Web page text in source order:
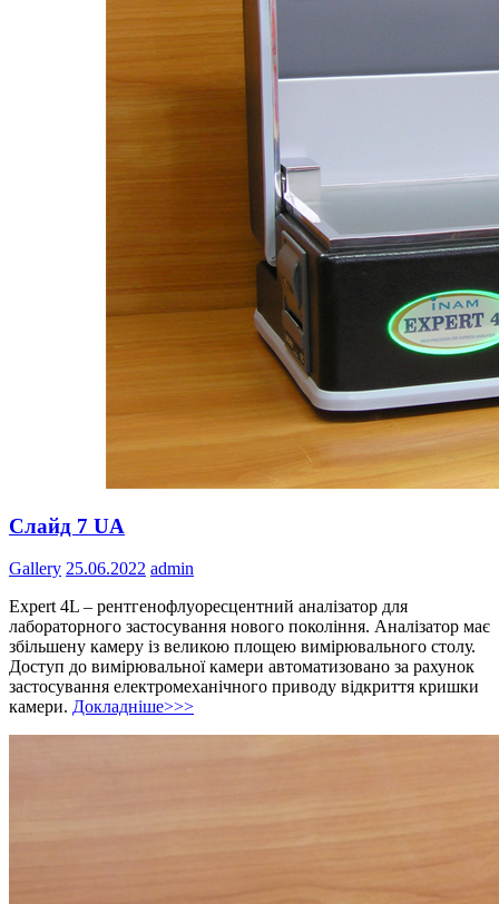
Слайд 7 UA
Gallery 25.06.2022 admin
Expert 4L – рентгенофлуоресцентний аналізатор для
лабораторного застосування нового покоління. Аналізатор має
збільшену камеру із великою площею вимірювального столу.
Доступ до вимірювальної камери автоматизовано за рахунок
застосування електромеханічного приводу відкриття кришки
камери. Докладніше>>>